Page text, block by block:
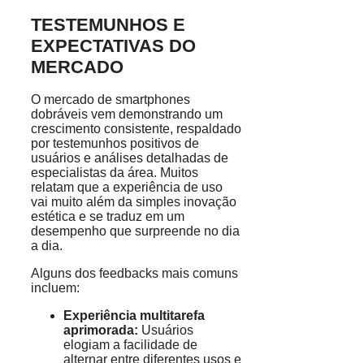
TESTEMUNHOS E
EXPECTATIVAS DO
MERCADO
O mercado de smartphones
dobráveis vem demonstrando um
crescimento consistente, respaldado
por testemunhos positivos de
usuários e análises detalhadas de
especialistas da área. Muitos
relatam que a experiência de uso
vai muito além da simples inovação
estética e se traduz em um
desempenho que surpreende no dia
a dia.
Alguns dos feedbacks mais comuns
incluem:
Experiência multitarefa
aprimorada: Usuários
elogiam a facilidade de
alternar entre diferentes usos e